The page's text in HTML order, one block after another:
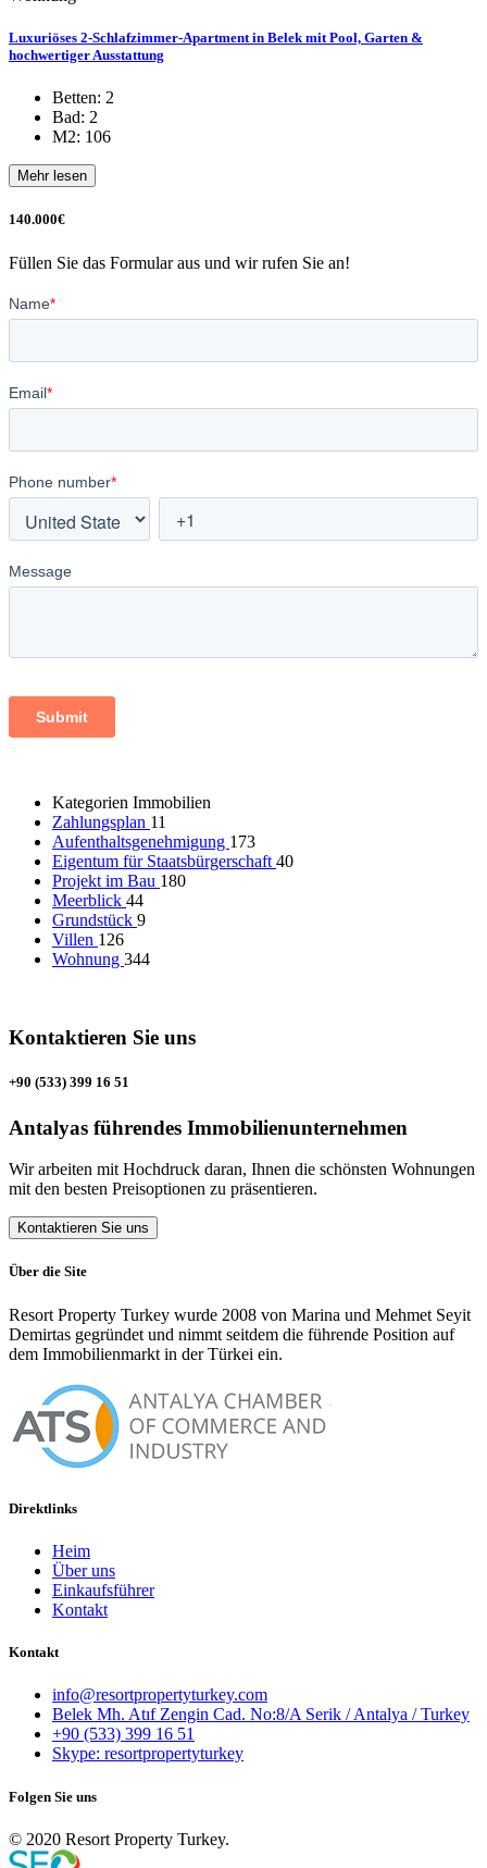
Luxuriöses 2-Schlafzimmer-Apartment in Belek mit Pool, Garten &
hochwertiger Ausstattung
Betten: 2
Bad: 2
M2: 106
Mehr lesen
140.000€
Füllen Sie das Formular aus und wir rufen Sie an!
Kategorien Immobilien
Zahlungsplan 11
Aufenthaltsgenehmigung 173
Eigentum für Staatsbürgerschaft 40
Projekt im Bau 180
Meerblick 44
Grundstück 9
Villen 126
Wohnung 344
Kontaktieren Sie uns
+90 (533) 399 16 51
Antalyas führendes Immobilienunternehmen
Wir arbeiten mit Hochdruck daran, Ihnen die schönsten Wohnungen
mit den besten Preisoptionen zu präsentieren.
Kontaktieren Sie uns
Über die Site
Resort Property Turkey wurde 2008 von Marina und Mehmet Seyit
Demirtas gegründet und nimmt seitdem die führende Position auf
dem Immobilienmarkt in der Türkei ein.
Direktlinks
Heim
Über uns
Einkaufsführer
Kontakt
Kontakt
info@resortpropertyturkey.com
Belek Mh. Atıf Zengin Cad. No:8/A Serik / Antalya / Turkey
+90 (533) 399 16 51
Skype: resortpropertyturkey
Folgen Sie uns
© 2020 Resort Property Turkey.